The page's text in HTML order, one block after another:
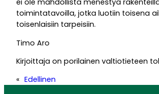
ei ole mahdollista menestyä
toimintatavoilla, jotka luotiin toisena
toisenlaisiin tarpeisiin.
Timo Aro
Kirjoittaja on porilainen valtiotieteen
« Edellinen